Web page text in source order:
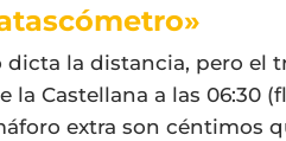
dicta la distancia, pero
la Castellana a las 06:30
extra son céntimos